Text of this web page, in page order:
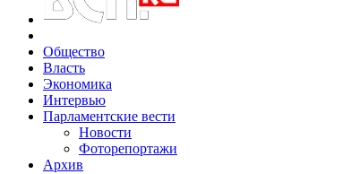
Общество
Власть
Экономика
Интервью
Парламентские вести
Новости
Фоторепортажи
Архив